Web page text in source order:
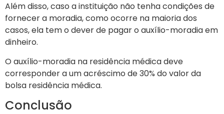
Além disso, caso a instituição não tenha condições de
fornecer a moradia, como ocorre na maioria dos
casos, ela tem o dever de pagar o auxílio-moradia em
dinheiro.
O auxílio-moradia na residência médica deve
corresponder a um acréscimo de 30% do valor da
bolsa residência médica.
Conclusão